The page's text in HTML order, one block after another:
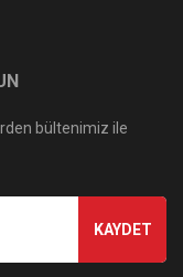
bültenimiz ile
KAYDET